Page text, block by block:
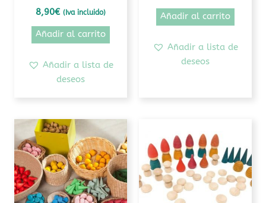
8,90€ (Iva incluido)
Añadir al carrito
Añadir a lista de
deseos
Añadir al carrito
Añadir a lista de
deseos
de
precios:
desde
10,80€
hasta
18,20€
producto
tiene
múltiples
variantes.
Las